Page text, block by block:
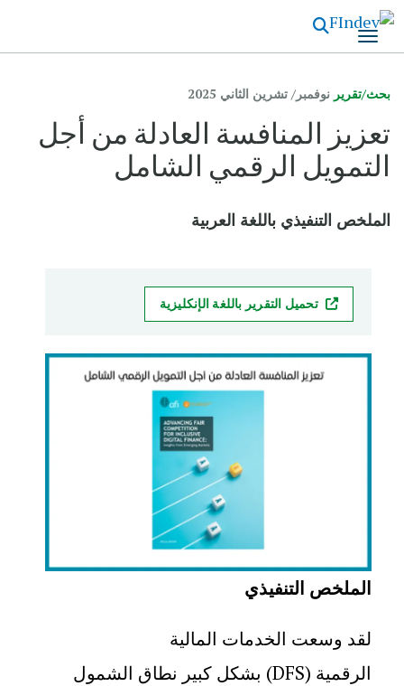
الرئيسي
بحث/تقرير نوفمبر/ تشرين الثاني 2025
تعزيز المنافسة العادلة من أجل
التمويل الرقمي الشامل
الملخص التنفيذي باللغة العربية
تحميل التقرير باللغة الإنكليزية
الملخص التنفيذي
لقد وسعت الخدمات المالية
الرقمية(DFS)بشكل كبير نطاق الشمول